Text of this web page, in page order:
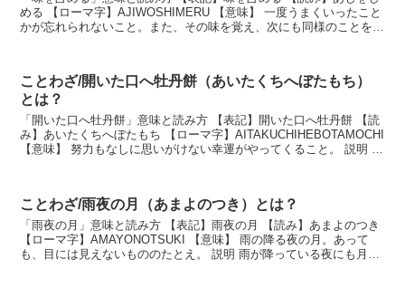
める 【ローマ字】AJIWOSHIMERU 【意味】 一度うまくいったこと
かが忘れられないこと。また、その味を覚え、次にも同様のことを期
ことわざ/開いた口へ牡丹餅（あいたくちへぼたもち）
とは？
「開いた口へ牡丹餅」意味と読み方 【表記】開いた口へ牡丹餅 【読
み】あいたくちへぼたもち 【ローマ字】AITAKUCHIHEBOTAMOCHI
【意味】 努力もなしに思いがけない幸運がやってくること。 説明 思
ことわざ/雨夜の月（あまよのつき）とは？
「雨夜の月」意味と読み方 【表記】雨夜の月 【読み】あまよのつき
【ローマ字】AMAYONOTSUKI 【意味】 雨の降る夜の月。あって
も、目には見えないもののたとえ。 説明 雨が降っている夜にも月は